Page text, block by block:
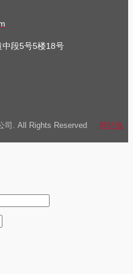
中段5号5楼18号
司. All Rights Reserved
网站地